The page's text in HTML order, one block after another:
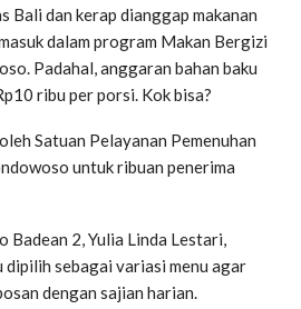
Bali dan kerap dianggap makanan
dalam program Makan Bergizi
Padahal, anggaran bahan baku
ribu per porsi. Kok bisa?
Satuan Pelayanan Pemenuhan
untuk ribuan penerima
Badean 2, Yulia Linda Lestari,
dipilih sebagai variasi menu agar
dengan sajian harian.